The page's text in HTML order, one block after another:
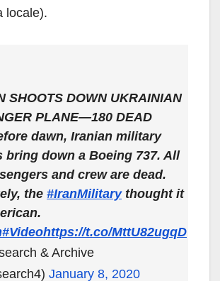
locale).
SHOOTS DOWN UKRAINIAN
PLANE—180 DEAD
dawn, Iranian military
bring down a Boeing 737. All
and crew are dead.
the #IranMilitarythought it
#Videohttps://t.co/MttU82ugqD
& Archive
January 8, 2020